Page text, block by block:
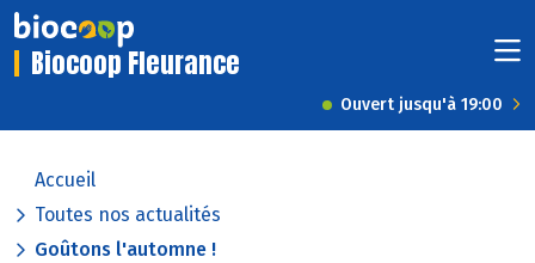
Biocoop Fleurance
Ouvert jusqu'à 19:00
Accueil
Toutes nos actualités
Goûtons l'automne !